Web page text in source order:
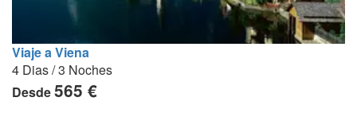
Viaje a Viena
4 Dias / 3 Noches
Desde565 €